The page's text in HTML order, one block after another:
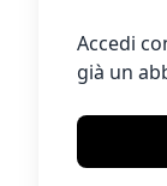
Accedi
già un